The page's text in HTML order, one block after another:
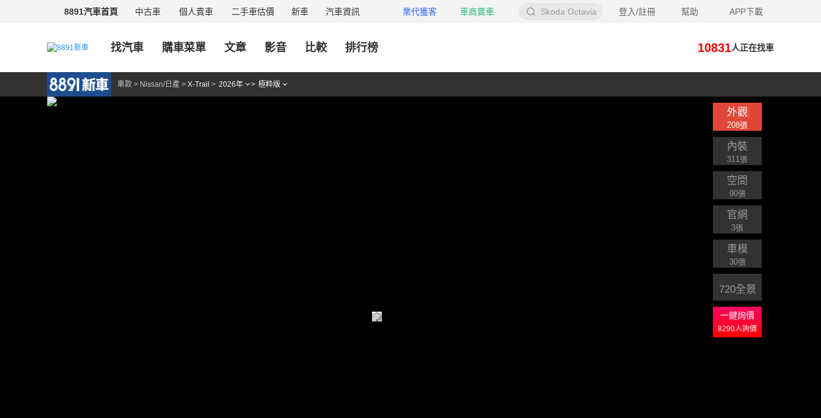
8891汽車首頁 中古車 個人賣車 二手車估價 新車 汽車資訊 業代獲客 車商賣車 Skoda Octavia 登入/註冊 幫助 APP下載
找汽車 購車菜單 文章 影音 比較 排行榜 10831人正在找車
車款 > Nissan/日產 > X-Trail > 2026年 > 極粋版
外觀
208張
內裝
311張
空間
90張
官網
3張
車模
30張
720全景
一鍵詢價
8290人詢價